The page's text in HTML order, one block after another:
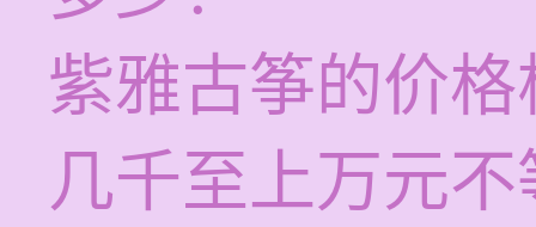
紫雅古筝的价
几千至上万元不